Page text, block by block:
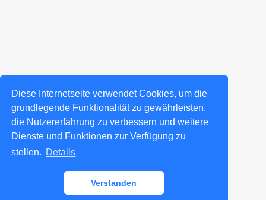
Diese Internetseite verwendet Cookies, um die
grundlegende Funktionalität zu gewährleisten,
die Nutzererfahrung zu verbessern und weitere
Dienste und Funktionen zur Verfügung zu
stellen. Details
Verstanden